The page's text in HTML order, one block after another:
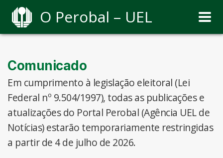
O Perobal – UEL
Comunicado
Em cumprimento à legislação eleitoral (Lei
Federal nº 9.504/1997), todas as publicações e
atualizações do Portal Perobal (Agência UEL de
Notícias) estarão temporariamente restringidas
a partir de 4 de julho de 2026.